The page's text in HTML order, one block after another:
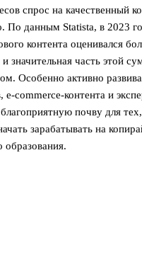
спрос на качественный
По данным Statista, в 2023
контента оценивался
значительная часть этой
Особенно активно
e-commerce-контента и
почву для
зарабатывать на
образования.